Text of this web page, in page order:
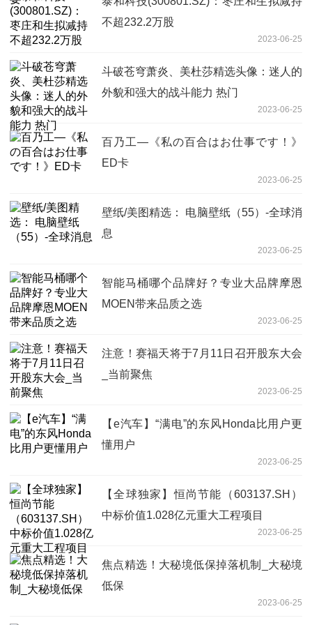
不超232.2万股
2023-06-25
斗破苍穹萧炎、美杜莎精选头像：迷人的
外貌和强大的战斗能力 热门
2023-06-25
百乃工—《私の百合はお仕事です！》
ED卡
2023-06-25
壁纸/美图精选： 电脑壁纸（55）-全球消
息
2023-06-25
智能马桶哪个品牌好？专业大品牌摩恩
MOEN带来品质之选
2023-06-25
注意！赛福天将于7月11日召开股东大会
_当前聚焦
2023-06-25
【e汽车】“满电”的东风Honda比用户更
懂用户
2023-06-25
【全球独家】恒尚节能（603137.SH）
中标价值1.028亿元重大工程项目
2023-06-25
焦点精选！大秘境低保掉落机制_大秘境
低保
2023-06-25